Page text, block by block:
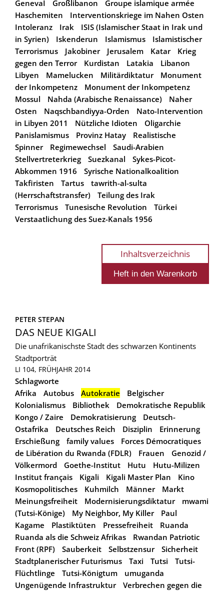
GenevaI Großlibanon
Groupe islamique armée
Haschemiten
Interventionskriege im Nahen Osten
Intoleranz
Irak
ISIS (Islamischer Staat in Irak und
in Syrien)
Iskenderun Islamismus
Islamistischer
Terrorismus
Jakobiner Jerusalem Katar
Krieg
gegen den Terror
Kurdistan Latakia
Libanon
Libyen
Mamelucken Militärdiktatur
Monument
der Inkompetenz
Monument der Inkompetenz
Mossul
Nahda (Arabische Renaissance)
Naher
Osten
Naqschbandiyya-Orden
Nato-Intervention
in Libyen 2011
Nützliche Idioten
Oligarchie
Panislamismus
Provinz Hatay
Realistische
Spinner
Regimewechsel
Saudi-Arabien
Stellvertreterkrieg
Suezkanal
Sykes-Picot-
Abkommen 1916
Syrische Nationalkoalition
Takfiristen
Tartus
tawrith-al-sulta
(Herrschaftstransfer)
Teilung des Irak
Terrorismus
Tunesische Revolution
Türkei
Verstaatlichung des Suez-Kanals 1956
Inhaltsverzeichnis
PETER STEPAN
DAS NEUE KIGALI
Die unafrikanischste Stadt des schwarzen Kontinents
Stadtporträt
LI 104, FRÜHJAHR 2014
Schlagworte
Afrika
Autobus Autokratie
Belgischer
Kolonialismus
Bibliothek
Demokratische Republik
Kongo / Zaire
Demokratisierung
Deutsch-
Ostafrika
Deutsches Reich Disziplin
Erinnerung
Erschießung
family values
Forces Démocratiques
de Libération du Rwanda (FDLR)
Frauen
Genozid /
Völkermord
Goethe-Institut Hutu
Hutu-Milizen
Institut français
Kigali Kigali Master Plan
Kino
Kosmopolitisches
Kuhmilch Männer
Markt
Meinungsfreiheit
Modernisierungsdiktatur
mwami
(Tutsi-Könige)
My Neighbor, My Killer
Paul
Kagame
Plastiktüten Pressefreiheit
Ruanda
Ruanda als die Schweiz Afrikas
Rwandan Patriotic
Front (RPF)
Sauberkeit Selbstzensur
Sicherheit
Stadtplanerischer Futurismus
Taxi Tutsi
Tutsi-
Flüchtlinge
Tutsi-Königtum
umuganda
Ungenügende Infrastruktur
Verbrechen gegen die